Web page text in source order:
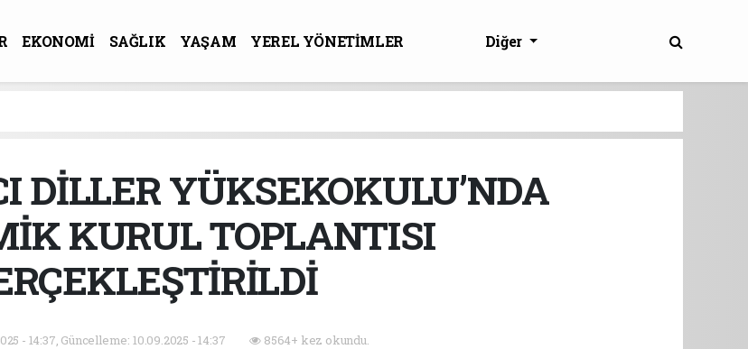
EKONOMİ SAĞLIK YAŞAM
YEREL YÖNETİMLER
Diğer
DİLLER YÜKSEKOKULU’NDA
KURUL TOPLANTISI
- 14:37, Güncelleme: 10.09.2025 - 14:37 8564+ kez okundu.